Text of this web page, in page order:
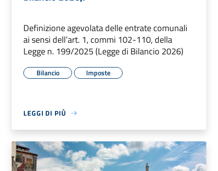
Definizione agevolata delle entrate comunali
ai sensi dell’art. 1, commi 102-110, della
Legge n. 199/2025 (Legge di Bilancio 2026)
Bilancio Imposte
LEGGI DI PIÙ